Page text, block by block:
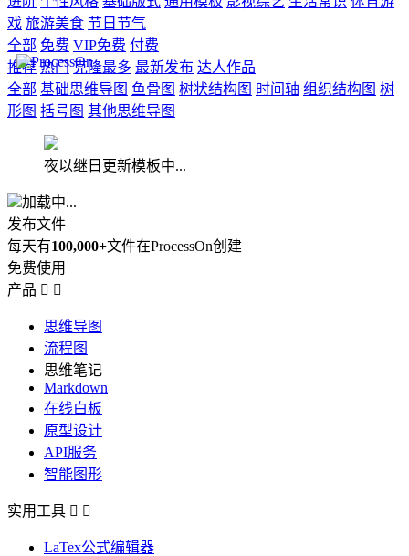
戏 旅游美食 节日节气
全部 免费 VIP免费 付费
推荐 热门 克隆最多 最新发布 达人作品
全部 基础思维导图 鱼骨图 树状结构图 时间轴 组织结构图 树
形图 括号图 其他思维导图
夜以继日更新模板中...
加载中...
发布文件
每天有100,000+文件在ProcessOn创建
免费使用
产品  
思维导图
流程图
思维笔记
Markdown
在线白板
原型设计
API服务
智能图形
实用工具  
LaTex公式编辑器